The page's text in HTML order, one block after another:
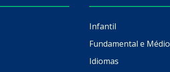
Infantil
Fundamental e Médio
Idiomas